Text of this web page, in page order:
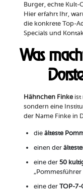
Burger, echte Kult-
Hier erfahrt Ihr,
die konkrete Top-
Specials und
Was
Hähnchen Finkeist
sondern eine
der Name Finke in
die älteste
einen der
eine der 50
„Pommesführer
eine der TOP-